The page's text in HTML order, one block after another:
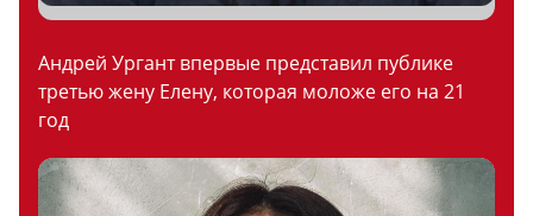
Андрей Ургант впервые представил публике
третью жену Елену, которая моложе его на 21
год